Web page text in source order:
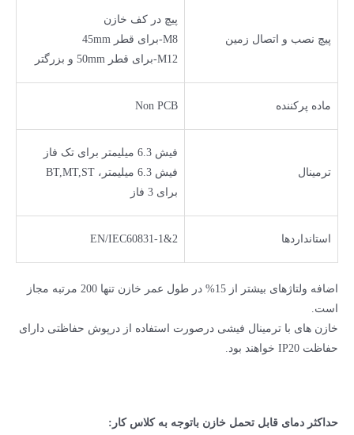
پیچ نصب و اتصال زمین
پیچ در کف خازن
M8-برای قطر 45mm
M12-برای قطر 50mm و بزرگتر
ماده پرکننده Non PCB
ترمینال
فیش 6.3 میلیمتر برای تک فاز
فیش 6.3 میلیمتر، BT,MT,ST
برای 3 فاز
استانداردها EN/IEC60831-1&2
اضافه ولتاژهای بیشتر از 15% در طول عمر خازن تنها 200 مرتبه مجاز
است.
خازن های با ترمینال فیشی درصورت استفاده از درپوش حفاظتی دارای
حفاظت IP20 خواهند بود.
حداکثر دمای قابل تحمل خازن باتوجه به کلاس کار: